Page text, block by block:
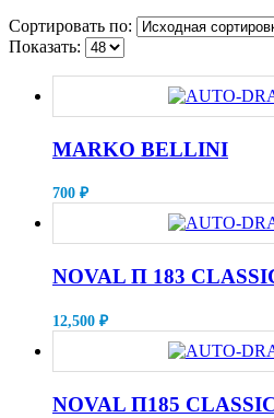
Сортировать по:
Показать:
MARKO BELLINI
700 ₽
NOVAL П 183
12,500 ₽
NOVAL П185